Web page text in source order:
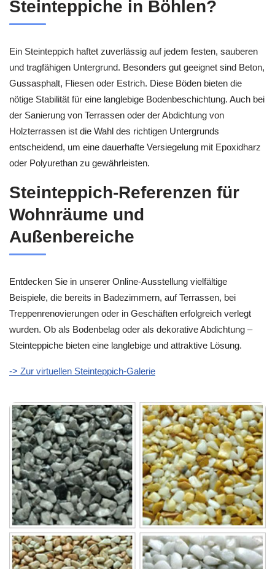
Steinteppiche in Böhlen?
Ein Steinteppich haftet zuverlässig auf jedem festen, sauberen
und tragfähigen Untergrund. Besonders gut geeignet sind Beton,
Gussasphalt, Fliesen oder Estrich. Diese Böden bieten die
nötige Stabilität für eine langlebige Bodenbeschichtung. Auch bei
der Sanierung von Terrassen oder der Abdichtung von
Holzterrassen ist die Wahl des richtigen Untergrunds
entscheidend, um eine dauerhafte Versiegelung mit Epoxidharz
oder Polyurethan zu gewährleisten.
Steinteppich-Referenzen für
Wohnräume und
Außenbereiche
Entdecken Sie in unserer Online-Ausstellung vielfältige
Beispiele, die bereits in Badezimmern, auf Terrassen, bei
Treppenrenovierungen oder in Geschäften erfolgreich verlegt
wurden. Ob als Bodenbelag oder als dekorative Abdichtung –
Steinteppiche bieten eine langlebige und attraktive Lösung.
-> Zur virtuellen Steinteppich-Galerie